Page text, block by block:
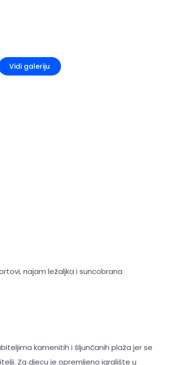
Vidi galeriju
najam ležaljka i suncobrana
kamenitih i šljunčanih plaža jer se
Za djecu je opremljeno igralište u